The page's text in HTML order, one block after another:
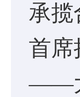
承揽
首席
——